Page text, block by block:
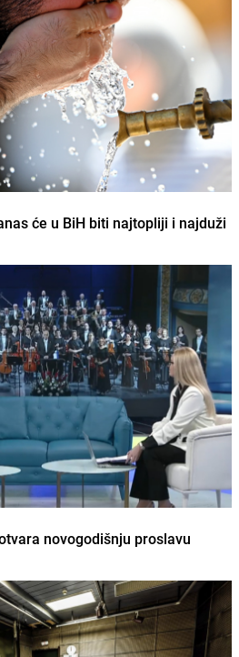
će u BiH biti najtopliji i najduži
novogodišnju proslavu